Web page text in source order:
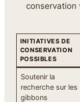
conservation
INITIATIVES DE
CONSERVATION
POSSIBLES
Soutenir la
recherche sur les
gibbons